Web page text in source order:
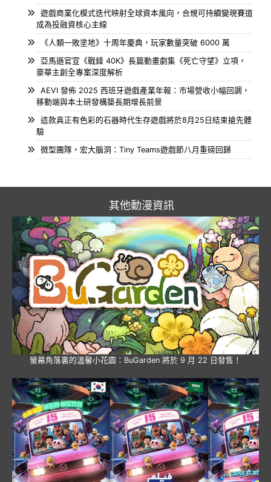
遊戲商業化模式迭代映射全球資本風向，合規可持續變現賽道
成為投融資核心主線
《人類一敗塗地》十周年慶典，玩家數量突破 6000 萬
亞馬遜官宣《戰錘 40K》長篇動畫劇集《死亡守望》立項，
豪華主創全專案深度解析
AEVI 發佈 2025 西班牙遊戲產業年報：市場營收小幅回調，
移動端與本土研發構築長期增長前景
這款真正有色彩的石器時代生存遊戲將於8月25日結束搶先體
驗
微型團隊，宏大腦洞：Tiny Teams遊戲節八月重磅回歸
其他動漫資訊
螢幕角落裏的溫馨小花園：BuGarden 將於 9 月 22 日發售！